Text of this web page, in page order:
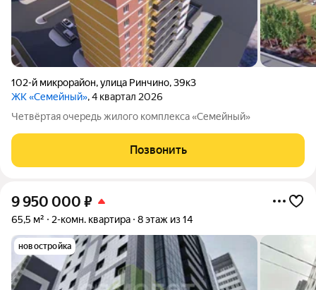
102-й микрорайон,улица Ринчино,39к3
ЖК «Семейный», 4 квартал 2026
Четвёртая очередь жилого комплекса «Семейный»
Позвонить
9 950 000 ₽
65,5 м² 2-комн. квартира 8 этаж из 14
новостройка